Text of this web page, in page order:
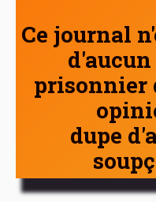
Ce journal
prisonnier
dupe